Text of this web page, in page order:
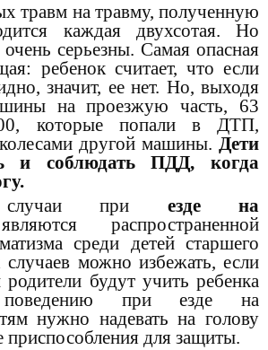
травм на травму, полученную
каждая двухсотая. Но
серьезны. Самая опасная
ребенок считает, что если
значит, ее нет. Но, выходя
на проезжую часть, 63
которые попали в ДТП,
другой машины. Дети
и соблюдать ПДД, когда
случаи при езде на
распространенной
среди детей старшего
случаев можно избежать, если
родители будут учить ребенка
поведению при езде на
нужно надевать на голову
для защиты.